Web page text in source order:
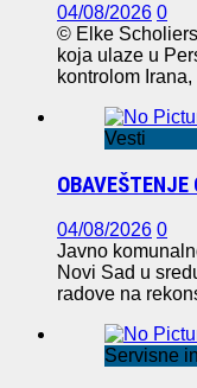
04/08/2026 0
© Elke
koja ulaze u
kontrolom Irana,
Vesti
OBAVEŠTENJE
04/08/2026 0
Javno
Novi Sad u
radove na
Servisne